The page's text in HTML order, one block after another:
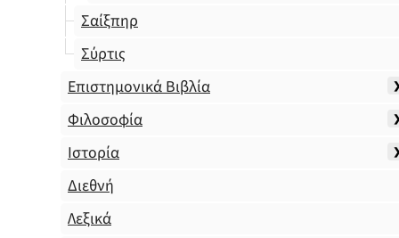
Σαίξπηρ
Σύρτις
Επιστημονικά Βιβλία
Φιλοσοφία
Ιστορία
Διεθνή
Λεξικά